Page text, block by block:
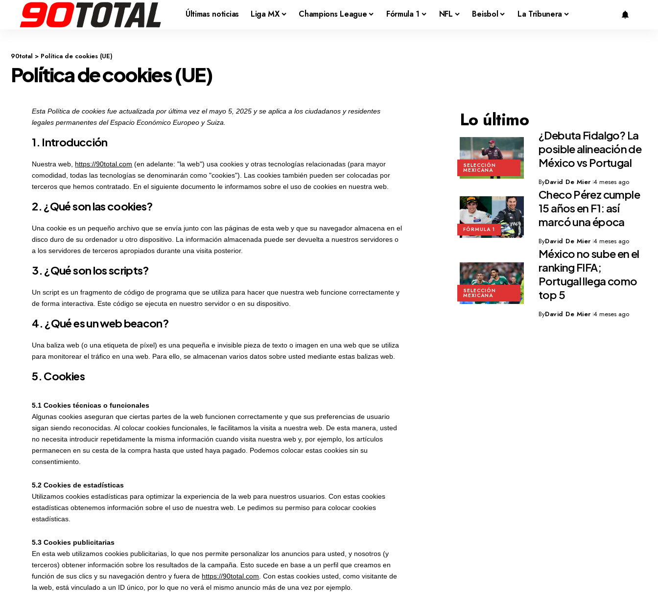
Últimas noticias Liga MX Champions League Fórmula 1 NFL Beisbol La Tribunera
Política de cookies (UE)
90total > Política de cookies (UE)
Esta Política de cookies fue actualizada por última vez el mayo 5, 2025 y se aplica a los ciudadanos y residentes
legales permanentes del Espacio Económico Europeo y Suiza.
1. Introducción
Nuestra web, https://90total.com (en adelante: "la web") usa cookies y otras tecnologías relacionadas (para mayor
comodidad, todas las tecnologías se denominarán como "cookies"). Las cookies también pueden ser colocadas por
terceros que hemos contratado. En el siguiente documento le informamos sobre el uso de cookies en nuestra web.
2. ¿Qué son las cookies?
Una cookie es un pequeño archivo que se envía junto con las páginas de esta web y que su navegador almacena en el
disco duro de su ordenador u otro dispositivo. La información almacenada puede ser devuelta a nuestros servidores o
a los servidores de terceros apropiados durante una visita posterior.
3. ¿Qué son los scripts?
Un script es un fragmento de código de programa que se utiliza para hacer que nuestra web funcione correctamente y
de forma interactiva. Este código se ejecuta en nuestro servidor o en su dispositivo.
4. ¿Qué es un web beacon?
Una baliza web (o una etiqueta de píxel) es una pequeña e invisible pieza de texto o imagen en una web que se utiliza
para monitorear el tráfico en una web. Para ello, se almacenan varios datos sobre usted mediante estas balizas web.
5. Cookies
5.1 Cookies técnicas o funcionales
Algunas cookies aseguran que ciertas partes de la web funcionen correctamente y que sus preferencias de usuario
sigan siendo reconocidas. Al colocar cookies funcionales, le facilitamos la visita a nuestra web. De esta manera, usted
no necesita introducir repetidamente la misma información cuando visita nuestra web y, por ejemplo, los artículos
permanecen en su cesta de la compra hasta que usted haya pagado. Podemos colocar estas cookies sin su
consentimiento.
5.2 Cookies de estadísticas
Utilizamos cookies estadísticas para optimizar la experiencia de la web para nuestros usuarios. Con estas cookies
estadísticas obtenemos información sobre el uso de nuestra web. Le pedimos su permiso para colocar cookies
estadísticas.
5.3 Cookies publicitarias
En esta web utilizamos cookies publicitarias, lo que nos permite personalizar los anuncios para usted, y nosotros (y
terceros) obtener información sobre los resultados de la campaña. Esto sucede en base a un perfil que creamos en
función de sus clics y su navegación dentro y fuera de https://90total.com . Con estas cookies usted, como visitante de
la web, está vinculado a un ID único, por lo que no verá el mismo anuncio más de una vez por ejemplo.
Lo último
SELECCIÓN
MEXICANA
¿Debuta Fidalgo? La
posible alineación de
México vs Portugal
ByDavid De Mier 4 meses ago
FÓRMULA 1
Checo Pérez cumple
15 años en F1: así
marcó una época
ByDavid De Mier 4 meses ago
SELECCIÓN
MEXICANA
México no sube en el
ranking FIFA;
Portugal llega como
top 5
ByDavid De Mier 4 meses ago